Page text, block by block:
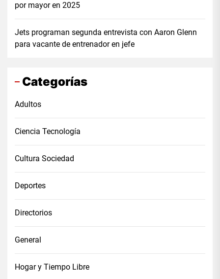
por mayor en 2025
Jets programan segunda entrevista con Aaron Glenn
para vacante de entrenador en jefe
Categorías
Adultos
Ciencia Tecnología
Cultura Sociedad
Deportes
Directorios
General
Hogar y Tiempo Libre